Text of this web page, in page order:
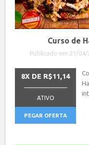
Curso de
Publicado em 21/
8X DE R$11,14
ATIVO
PEGAR OFERTA